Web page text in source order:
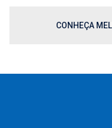
CONHEÇA